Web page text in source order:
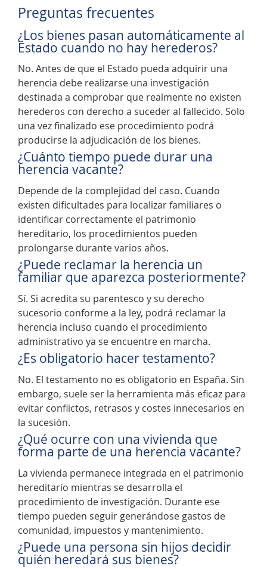
Preguntas frecuentes
¿Los bienes pasan automáticamente al
Estado cuando no hay herederos?
No. Antes de que el Estado pueda adquirir una
herencia debe realizarse una investigación
destinada a comprobar que realmente no existen
herederos con derecho a suceder al fallecido. Solo
una vez finalizado ese procedimiento podrá
producirse la adjudicación de los bienes.
¿Cuánto tiempo puede durar una
herencia vacante?
Depende de la complejidad del caso. Cuando
existen dificultades para localizar familiares o
identificar correctamente el patrimonio
hereditario, los procedimientos pueden
prolongarse durante varios años.
¿Puede reclamar la herencia un
familiar que aparezca posteriormente?
Sí. Si acredita su parentesco y su derecho
sucesorio conforme a la ley, podrá reclamar la
herencia incluso cuando el procedimiento
administrativo ya se encuentre en marcha.
¿Es obligatorio hacer testamento?
No. El testamento no es obligatorio en España. Sin
embargo, suele ser la herramienta más eficaz para
evitar conflictos, retrasos y costes innecesarios en
la sucesión.
¿Qué ocurre con una vivienda que
forma parte de una herencia vacante?
La vivienda permanece integrada en el patrimonio
hereditario mientras se desarrolla el
procedimiento de investigación. Durante ese
tiempo pueden seguir generándose gastos de
comunidad, impuestos y mantenimiento.
¿Puede una persona sin hijos decidir
quién heredará sus bienes?